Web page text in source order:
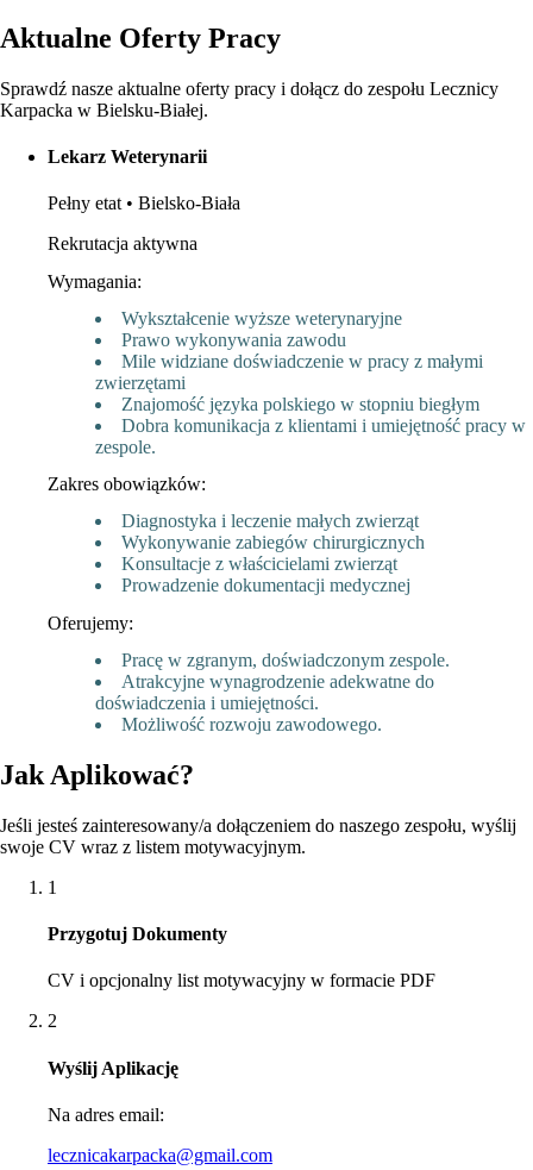
Aktualne Oferty Pracy
Sprawdź nasze aktualne oferty pracy i dołącz do zespołu Lecznicy
Karpacka w Bielsku-Białej.
Lekarz Weterynarii
Pełny etat • Bielsko-Biała
Rekrutacja aktywna
Wymagania:
Wykształcenie wyższe weterynaryjne
Prawo wykonywania zawodu
Mile widziane doświadczenie w pracy z małymi
zwierzętami
Znajomość języka polskiego w stopniu biegłym
Dobra komunikacja z klientami i umiejętność pracy w
zespole.
Zakres obowiązków:
Diagnostyka i leczenie małych zwierząt
Wykonywanie zabiegów chirurgicznych
Konsultacje z właścicielami zwierząt
Prowadzenie dokumentacji medycznej
Oferujemy:
Pracę w zgranym, doświadczonym zespole.
Atrakcyjne wynagrodzenie adekwatne do
doświadczenia i umiejętności.
Możliwość rozwoju zawodowego.
Jak Aplikować?
Jeśli jesteś zainteresowany/a dołączeniem do naszego zespołu, wyślij
swoje CV wraz z listem motywacyjnym.
1
Przygotuj Dokumenty
CV i opcjonalny list motywacyjny w formacie PDF
2
Wyślij Aplikację
Na adres email:
lecznicakarpacka@gmail.com